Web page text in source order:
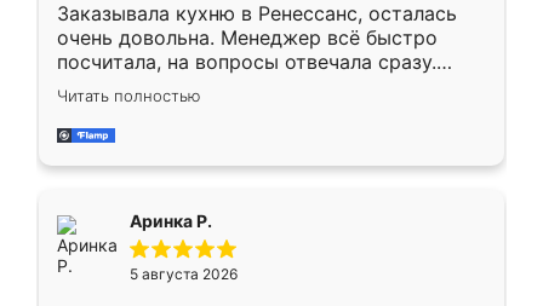
Заказывала кухню в Ренессанс, осталась
очень довольна. Менеджер всё быстро
посчитала, на вопросы отвечала сразу.
Замерщик приехал в субботу, подошёл к
делу со всей ответственностью. Собрали
за день, ребята работали аккуратно, даже
Читать полностью
Аринка Р.
5 августа 2026